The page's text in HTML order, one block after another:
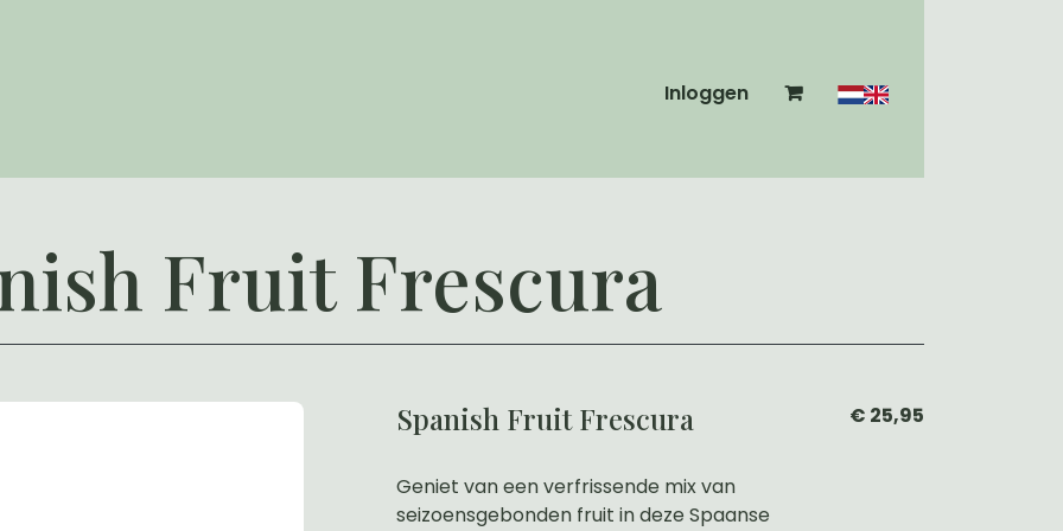
Inloggen
Fruit Frescura
Spanish Fruit Frescura
Geniet van een verfrissende mix van
seizoensgebonden fruit in deze Spaanse
€ 25,95